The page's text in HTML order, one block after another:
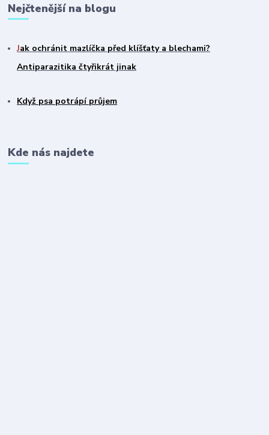
Nejčtenější na blogu
Jak ochránit mazlíčka před klíšťaty a blechami?
Antiparazitika čtyřikrát jinak
Když psa potrápí průjem
Kde nás najdete